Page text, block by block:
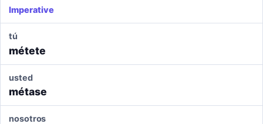
Imperative
tú
métete
usted
métase
nosotros